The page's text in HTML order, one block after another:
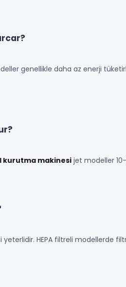
genellikle daha az enerji
kurutma makinesi jet modeller
HEPA filtreli modellerde